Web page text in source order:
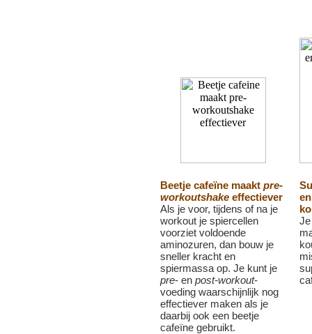
Beetje cafeïne maakt pre-
workoutshake effectiever
Als je voor, tijdens of na je
workout je spiercellen
voorziet voldoende
aminozuren, dan bouw je
sneller kracht en
spiermassa op. Je kunt je
pre- en post-workout-
voeding waarschijnlijk nog
effectiever maken als je
daarbij ook een beetje
cafeïne gebruikt.